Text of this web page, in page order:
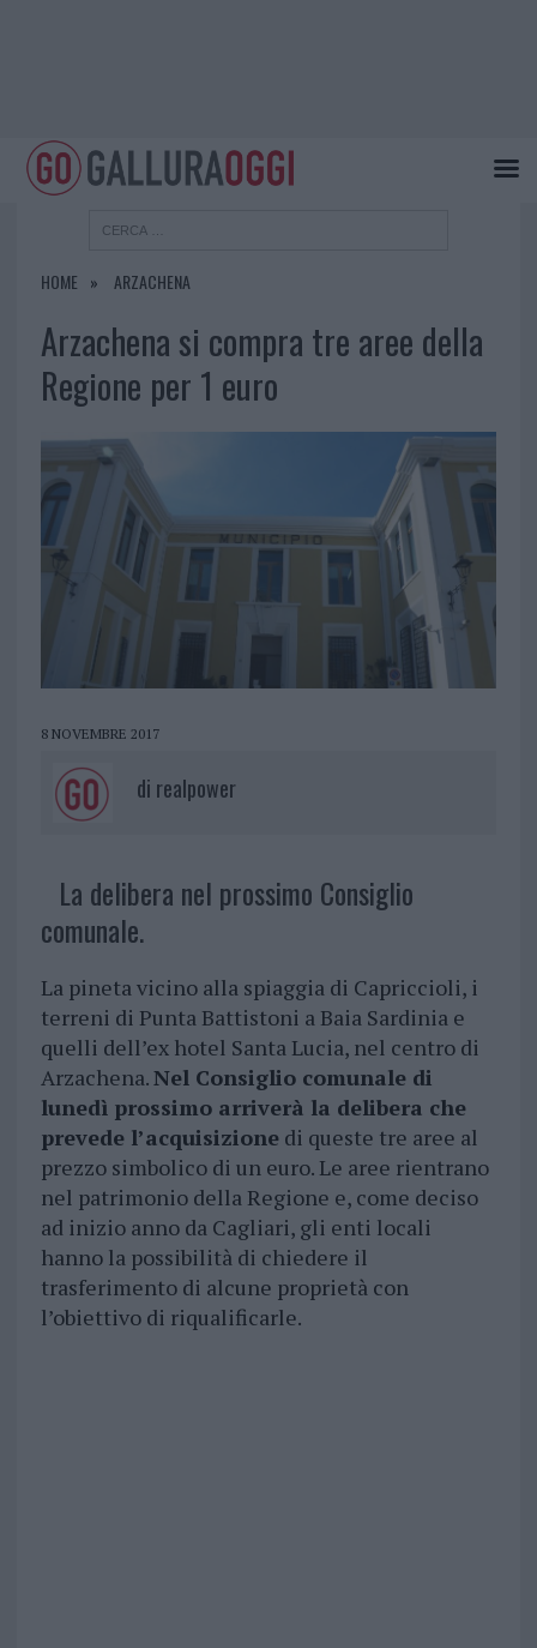
HOME ARZACHENA
Arzachena si compra tre aree della
Regione per 1 euro
8 NOVEMBRE 2017
di realpower
La delibera nel prossimo Consiglio
comunale.
La pineta vicino alla spiaggia di Capriccioli, i
terreni di Punta Battistoni a Baia Sardinia e
quelli dell’ex hotel Santa Lucia, nel centro di
Arzachena.Nel Consiglio comunale di
lunedì prossimo arriverà la delibera che
prevede l’acquisizionedi queste tre aree al
prezzo simbolico di un euro. Le aree rientrano
nel patrimonio della Regione e, come deciso
ad inizio anno da Cagliari, gli enti locali
hanno la possibilità di chiedere il
trasferimento di alcune proprietà con
l’obiettivo di riqualificarle.